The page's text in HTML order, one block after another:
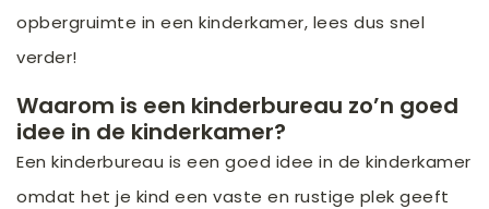
opbergruimte in een kinderkamer, lees dus snel
verder!
Waarom is een kinderbureau zo’n goed
idee in de kinderkamer?
Een kinderbureau is een goed idee in de kinderkamer
omdat het je kind een vaste en rustige plek geeft